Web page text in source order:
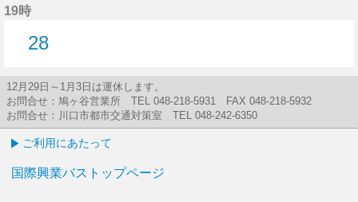
19時
28
12月29日～1月3日は運休します。
お問合せ：鳩ヶ谷営業所 TEL 048-218-5931 FAX 048-218-5932
お問合せ：川口市都市交通対策室 TEL 048-242-6350
ご利用にあたって
国際興業バストップページ